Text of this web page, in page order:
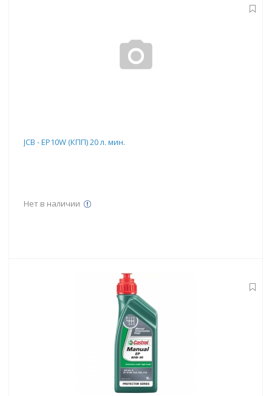
JCB - EP10W (КПП) 20 л. мин.
Нет в наличии